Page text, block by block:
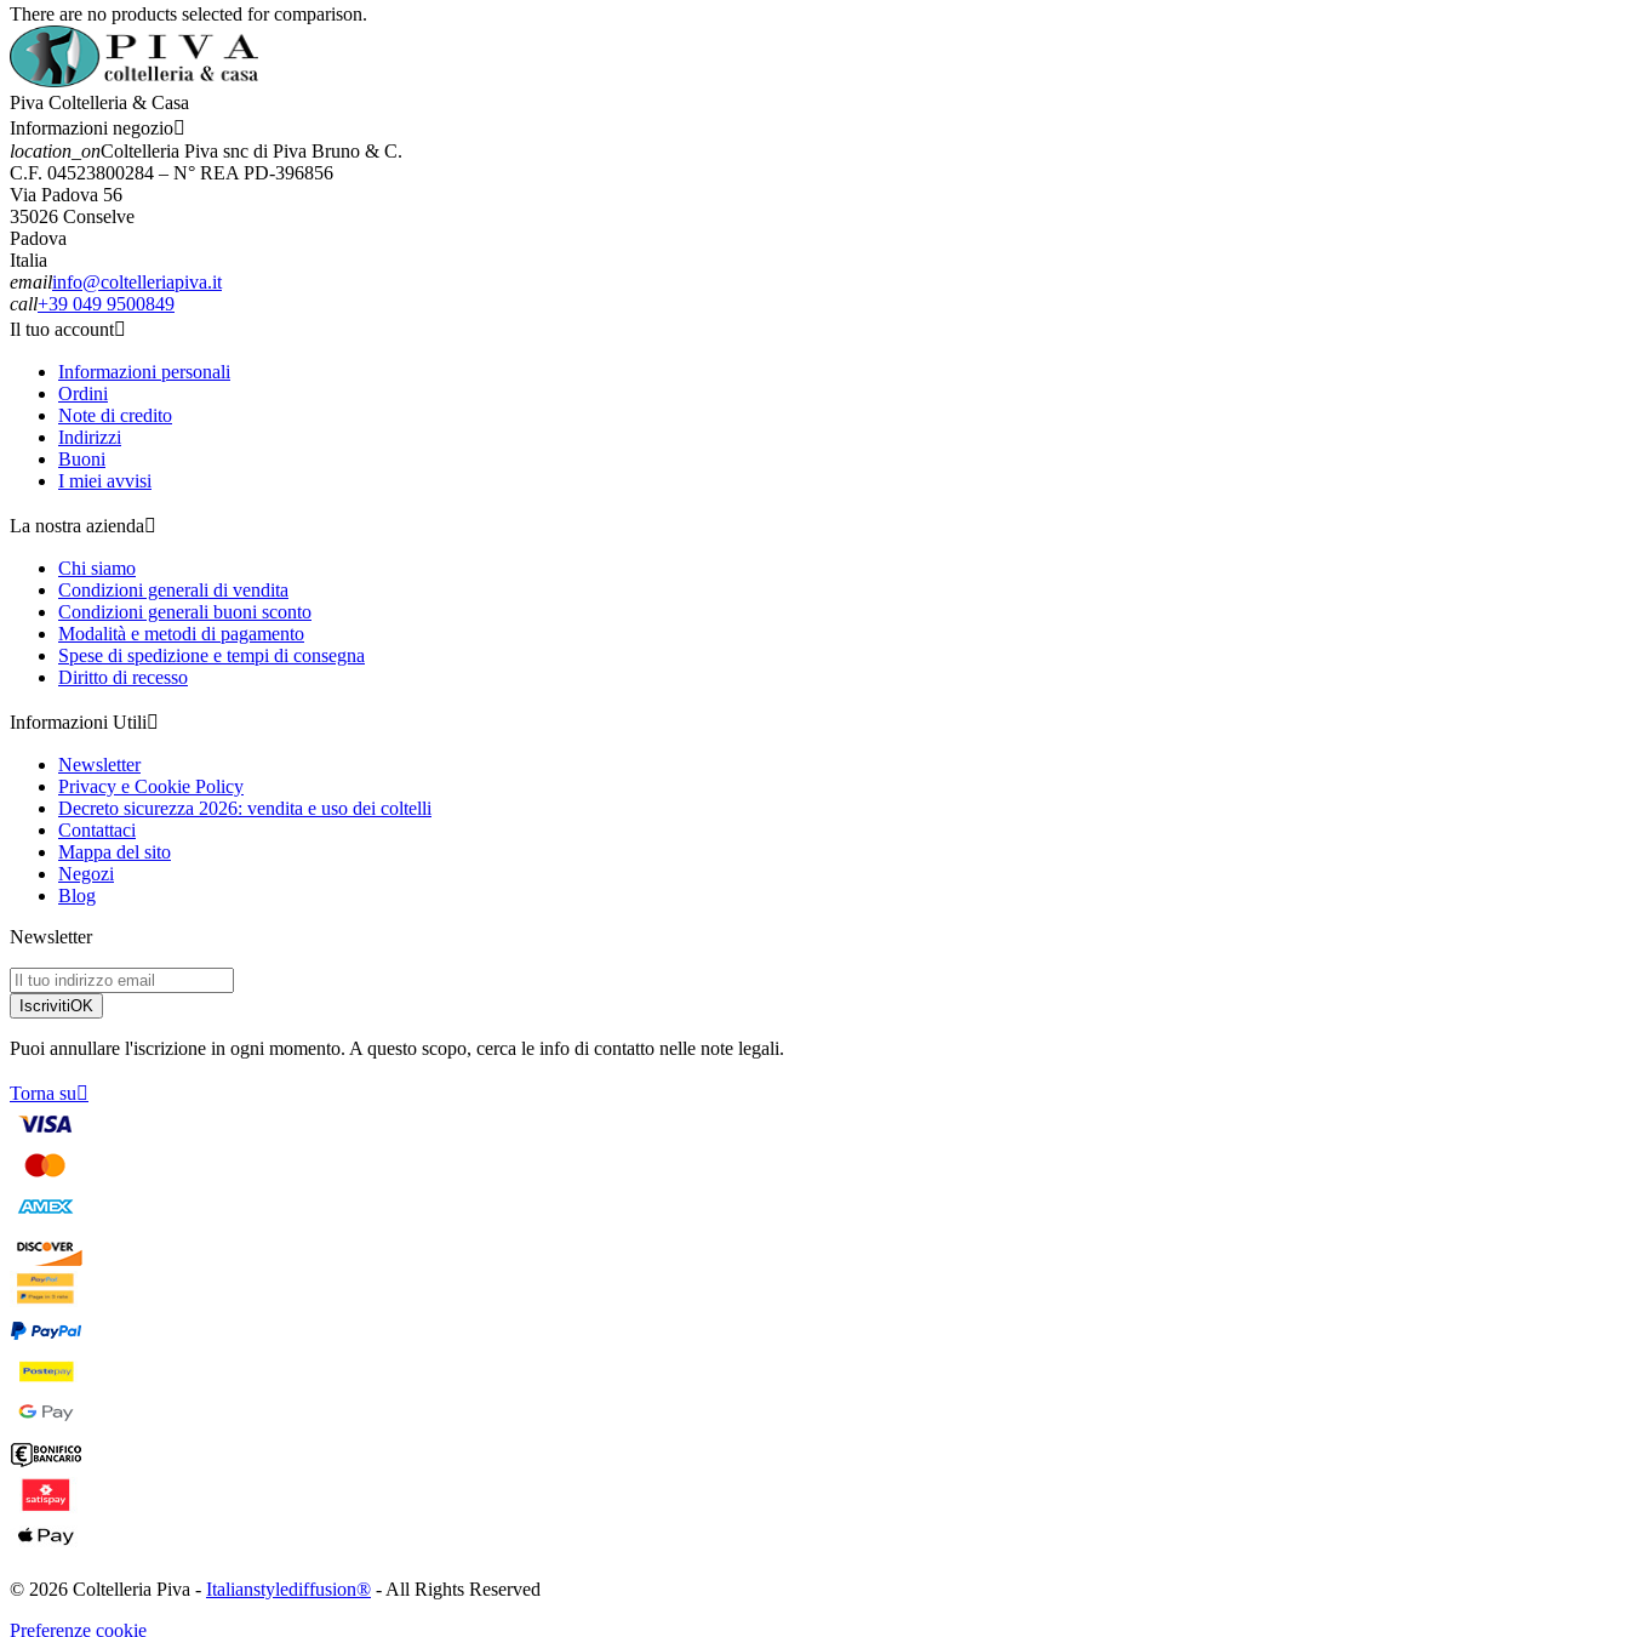
There are no products selected for comparison.
Piva Coltelleria & Casa
Informazioni negozio
location_onColtelleria Piva snc di Piva Bruno & C.
C.F. 04523800284 – N° REA PD-396856
Via Padova 56
35026 Conselve
Padova
Italia
emailinfo@coltelleriapiva.it
call+39 049 9500849
Il tuo account
Informazioni personali
Ordini
Note di credito
Indirizzi
Buoni
I miei avvisi
La nostra azienda
Chi siamo
Condizioni generali di vendita
Condizioni generali buoni sconto
Modalità e metodi di pagamento
Spese di spedizione e tempi di consegna
Diritto di recesso
Informazioni Utili
Newsletter
Privacy e Cookie Policy
Decreto sicurezza 2026: vendita e uso dei coltelli
Contattaci
Mappa del sito
Negozi
Blog
Newsletter
IscrivitiOK
Puoi annullare l'iscrizione in ogni momento. A questo scopo, cerca le info di contatto nelle note legali.
Torna su
© 2026 Coltelleria Piva - Italianstylediffusion® - All Rights Reserved
Preferenze cookie